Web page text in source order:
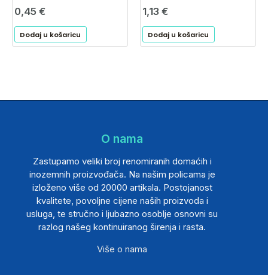
0,45 €
Dodaj u košaricu
1,13 €
Dodaj u košaricu
O nama
Zastupamo veliki broj renomiranih domaćih i
inozemnih proizvođača. Na našim policama je
izloženo više od 20000 artikala. Postojanost
kvalitete, povoljne cijene naših proizvoda i
usluga, te stručno i ljubazno osoblje osnovni su
razlog našeg kontinuiranog širenja i rasta.
Više o nama